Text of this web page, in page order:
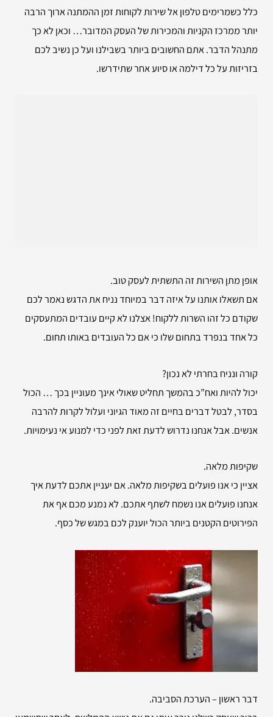
כלל כשמרימים טלפון אל שירות לקוחות זמן ההמתנה ארוך הרבה
יותר ממרכז הקניות והמכירות של העסק המדובר… וכאן לא כך
מתנהל הדבר. אתם החשובים ביותר בשבילנו ועל כן נשיב לכם
בזריזות על כל דילמה או סיוע אחר שתידרשו.
אופן מתן השירות זה התשתית לעסק טוב.
אם תשאלו אותנו על איזה דבר במיוחד נניח את הדגש נאמר לכם
שקודם כל זהו השרות ללקוח! אצלנו לא קיים עובדים המתעסקים
כל אחד בנפרד בתחום שלו כי אם כל העובדים באותו תחום.
קורה ונניח בחרתי לא נכון?
יכול להיות ואח”כ בהמשך תחליט שאולי אינך מעוניין בכך … הכול
בסדר, לבטל דברים בחיים זה מאוד הגיוני ועלול לקרות להרבה
אנשים. אבל אנחנו נדרוש לדעת זאת לפני כדי למנוע אי נעימויות.
שקיפות מלאה.
אציין כי אנו פועלים בשקיפות מלאה. אם יעניין אתכם לדעת איך
אנחנו פועלים אנו נשמח לשתף אתכם. לא נמנע מכם אף את
הפירוטים הקטנים ביותר הכול יוענק לכם במגש של כסף.
דבר ראשון – הערכת הסביבה.